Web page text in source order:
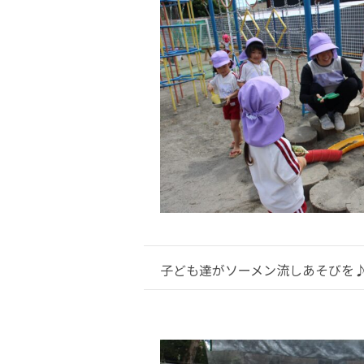
子ども達がソーメン流しあそびを